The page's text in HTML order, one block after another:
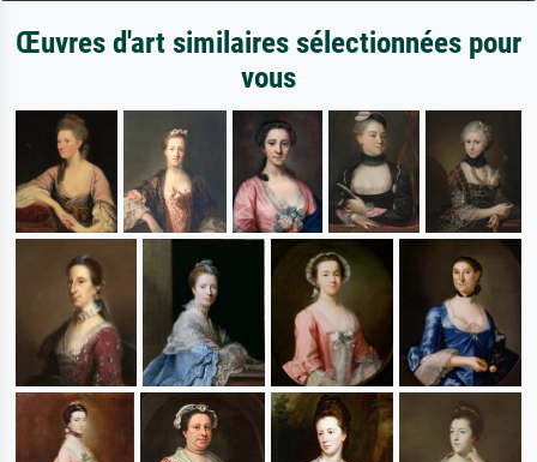
Œuvres d'art similaires sélectionnées pour
vous